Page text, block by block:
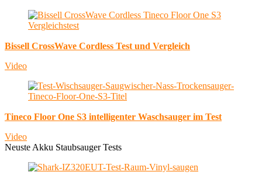
Bissell CrossWave Cordless Test und Vergleich
Video
Tineco Floor One S3 intelligenter Waschsauger im Test
Video
Neuste Akku Staubsauger Tests